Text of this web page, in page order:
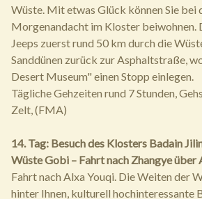
Wüste. Mit etwas Glück können Sie bei
Morgenandacht im Kloster beiwohnen.
Jeeps zuerst rund 50 km durch die
Sanddünen zurück zur Asphaltstraße,
Desert Museum" einen Stopp einlegen.
Tägliche Gehzeiten rund 7 Stunden,
Zelt, (FMA)
14. Tag: Besuch des Klosters Badain
Wüste Gobi – Fahrt nach Zhangye über
Fahrt nach Alxa Youqi. Die Weiten der
hinter Ihnen, kulturell hochinteressante